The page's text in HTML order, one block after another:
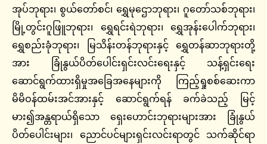
အုပ်ဘုရား၊ စွယ်တော်စင်၊ ရွှေမုဌောဘုရား၊ ဂူတော်သစ်ဘုရား၊
မြို့တွင်းဂူဖြူဘုရား၊ ရွှေရင်းရဲဘုရား၊ ရွှေအုန်းပေါက်ဘုရား၊
ရွှေစည်းခုံဘုရား၊ မြသိန်းတန်ဘုရားနှင့် ရွှေတန်ဆာဘုရားတို့
အား ခြုံနွယ်ပိတ်ပေါင်းရှင်းလင်းရေးနှင့် သန့်ရှင်းရေး
ဆောင်ရွက်ထားရှိမှုအခြေအနေများကို ကြည့်ရှုစစ်ဆေးကာ
မိမိဝန်ထမ်းအင်အားနှင့် ဆောင်ရွက်ရန် ခက်ခဲသည့် မြင့်
မား၍အန္တရာယ်ရှိသော ရှေးဟောင်းဘုရားများအား ခြုံနွယ်
ပိတ်ပေါင်းများ၊ ညောင်ပင်များရှင်းလင်းရာတွင် သက်ဆိုင်ရာ